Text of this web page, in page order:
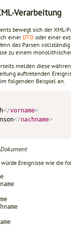
Verarbeitung
bewegt sich der
einer DTD oder einer
das Parsen
zu einem
melden diese
auftretenden
folgenden Beispiel an.
</vorname>
</nachname>
Ereignisse wie die